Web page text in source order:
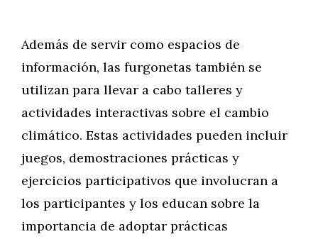
Además de servir como espacios de
información, las furgonetas también se
utilizan para llevar a cabo talleres y
actividades interactivas sobre el cambio
climático. Estas actividades pueden incluir
juegos, demostraciones prácticas y
ejercicios participativos que involucran a
los participantes y los educan sobre la
importancia de adoptar prácticas